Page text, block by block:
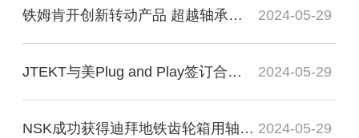
铁姆肯开创新转动产品 超越轴承谈轴承效率 2024-05-29
JTEKT与美Plug and Play签订合作协议 2024-05-29
NSK成功获得迪拜地铁齿轮箱用轴承订单 2024-05-29